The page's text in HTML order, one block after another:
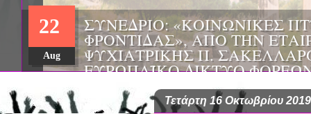
ΣΥΝΕΔΡΙΟ: «ΚΟΙΝΩΝΙΚΕΣ
ΦΡΟΝΤΙΔΑΣ», ΑΠΟ ΤΗΝ
ΨΥΧΙΑΤΡΙΚΗΣ Π.
EΥΡΩΠΑΪΚΟ ΔΙΚΤΥΟ
ΑSKLEPIOS
22
Aug
Τετάρτη 16 Οκτωβρίου 2019